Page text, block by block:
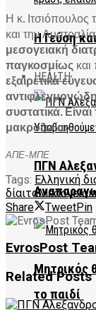
Η Γεύση
HEALTH
ΠΓΝ
Μητρικός
το παιδί
Η κ. Ιτσιόπουλος
και την
μεσογειακή
παγκοσμίως
εξαιρετικά
συστατικά.
μακροζωία».
ΑΠΕ-ΜΠΕ
Tags: Ελληνική
δίαιτα
Share
TweetPin
EvrosPost
RelatedPosts